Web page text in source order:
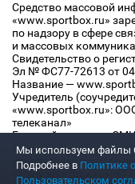
Средство массовой
«www.sportbox.ru»
по надзору в сфере
и массовых
Свидетельство о
Эл № ФС77-72613 от
Название —
Учредитель
«www.sportbox.ru»:
телеканал»
Главный редактор
Конов В.А.
Номер телефона
«www.sportbox.ru»: +7
Мы используем файлы
Подробнее в Политике
Пользовательском